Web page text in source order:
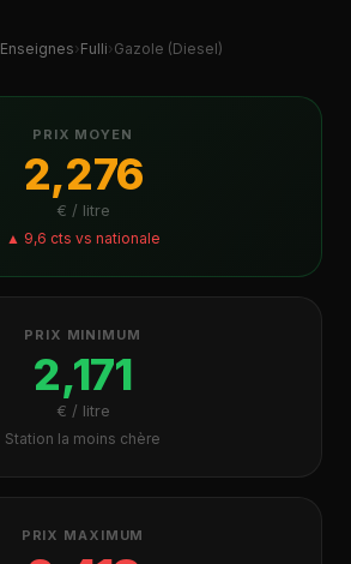
Enseignes› Fulli› Gazole (Diesel)
PRIX MOYEN
2,276
€ / litre
▲ 9,6 cts vs nationale
PRIX MINIMUM
2,171
€ / litre
Station la moins chère
PRIX MAXIMUM